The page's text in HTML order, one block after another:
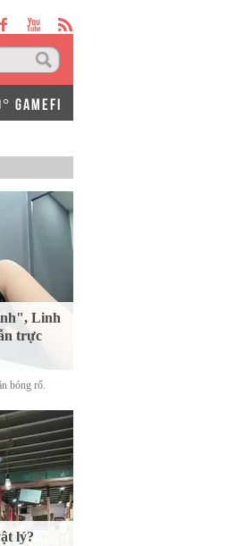
GAMEFI
Linh
trực
bóng rổ.
lý?